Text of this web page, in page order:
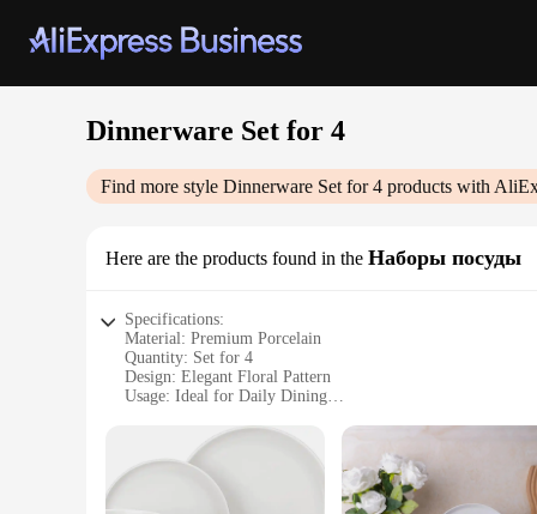
Dinnerware Set for 4
Find more style Dinnerware Set for 4 products with
Here are the products found in the Наборы посуды
Specifications:
Material: Premium Porcelain
Quantity: Set for 4
Design: Elegant Floral Pattern
Usage: Ideal for Daily Dining
Performance: Microwave and Dishwasher Safe
Features: